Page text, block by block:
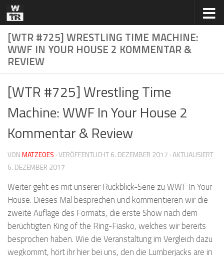
Zum Inhalt springen
[WTR #725] WRESTLING TIME MACHINE:
WWF IN YOUR HOUSE 2 KOMMENTAR &
REVIEW
[WTR #725] Wrestling Time
Machine: WWF In Your House 2
Kommentar & Review
VONMATZEOES · VERÖFFENTLICHT6. DEZEMBER 2017 · AKTUALISIERT
6. DEZEMBER 2017
Weiter geht es mit unserer Rückblick-Serie zu WWF In Your
House. Dieses Mal besprechen und kommentieren wir die
zweite Auflage des Formats, die erste Show nach dem
berüchtigten King of the Ring-Fiasko, welches wir bereits
besprochen haben. Wie die Veranstaltung im Vergleich dazu
wegkommt, hört ihr hier bei uns, den die Lumberjacks are in